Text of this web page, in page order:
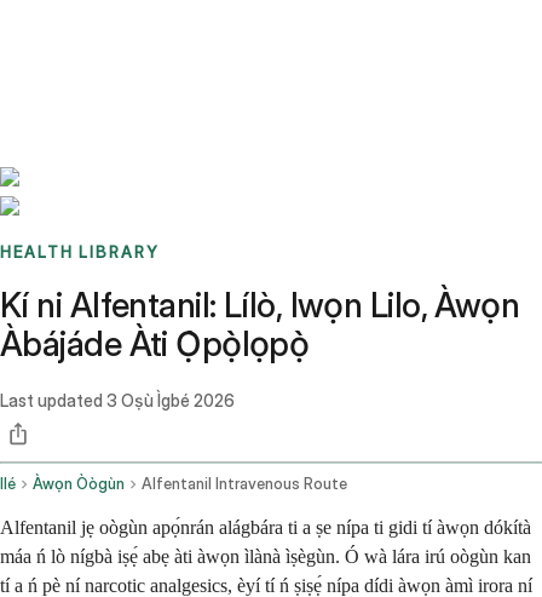
HEALTH LIBRARY
Kí ni Alfentanil: Lílò, Iwọn Lilo, Àwọn
Àbájáde Àti Ọ̀pọ̀lọpọ̀
Last updated 3 Oṣù Ìgbé 2026
Ilé Àwọn Òògùn Alfentanil Intravenous Route
Alfentanil jẹ oògùn apọ́nrán alágbára ti a ṣe nípa ti gidi tí àwọn dókítà
máa ń lò nígbà iṣẹ́ abẹ àti àwọn ìlànà ìṣègùn. Ó wà lára irú oògùn kan
tí a ń pè ní narcotic analgesics, èyí tí ń ṣiṣẹ́ nípa dídi àwọn àmì irora ní